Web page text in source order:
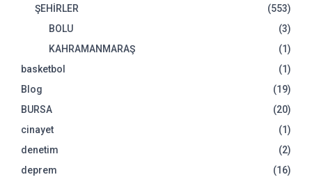
ŞEHİRLER
(553)
BOLU
(3)
KAHRAMANMARAŞ
(1)
basketbol
(1)
Blog
(19)
BURSA
(20)
cinayet
(1)
denetim
(2)
deprem
(16)